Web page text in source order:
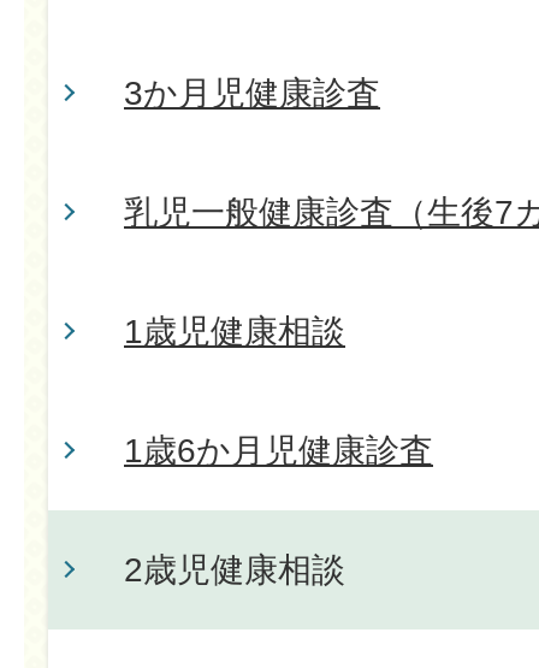
3か月児健康診査
乳児一般健康診査（生後7
1歳児健康相談
1歳6か月児健康診査
2歳児健康相談